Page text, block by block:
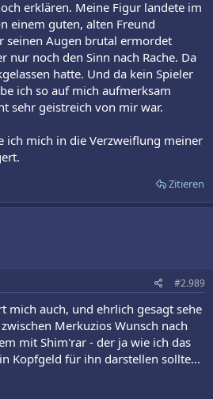
erklären. Meine Figur landete im
einem guten, alten Freund
seinen Augen brutal ermordet
nur noch den Sinn nach Rache. Da
hatte. Und da kein Spieler
ich so auf mich aufmerksam
sehr geistreich von mir war.
ich mich in die Verzweiflung meiner
Zitieren
#2.989
mich auch, und ehrlich gesagt sehe
Merkuzios Wunsch nach
mit Shim'rar - der ja wie ich das
Kopfgeld für ihn darstellen sollte...